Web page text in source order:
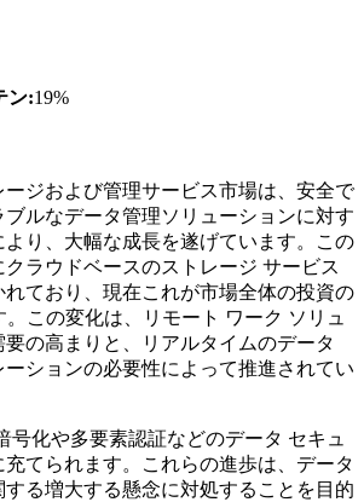
ン:19%
ージおよび管理サービス市場は、安全で
ルなデータ管理ソリューションに対す
より、大幅な成長を遂げています。この
ラウドベースのストレージ サービス
ており、現在これが市場全体の投資の
。この変化は、リモート ワーク ソリュ
の高まりと、リアルタイムのデータ
ションの必要性によって推進されてい
号化や多要素認証などのデータ セキュ
充てられます。これらの進歩は、データ
る増大する懸念に対処することを目的